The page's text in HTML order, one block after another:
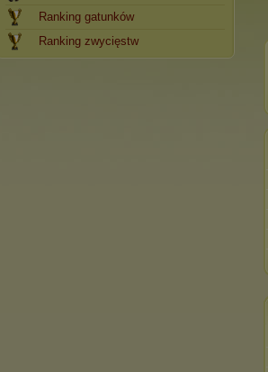
Ranking gatunków
Ranking zwycięstw